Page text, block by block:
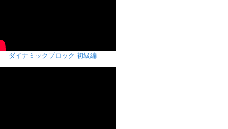
ダイナミックブロック 初級編